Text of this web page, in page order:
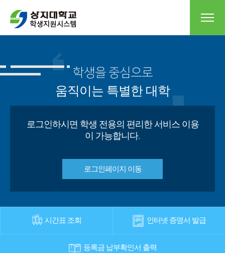
학생을 중심으로
움직이는 특별한 대학
로그인하시면 학생 전용의 편리한 서비스 이용
이 가능합니다.
로그인페이지 이동
시간표 조회 인터넷 증명서 발급
등록금 납부확인서 출력